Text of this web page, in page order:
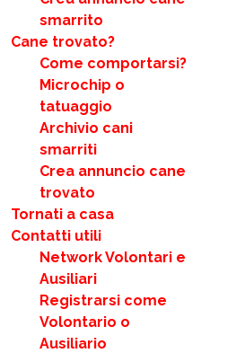
smarrito
Cane trovato?
Come comportarsi?
Microchip o
tatuaggio
Archivio cani
smarriti
Crea annuncio cane
trovato
Tornati a casa
Contatti utili
Network Volontari e
Ausiliari
Registrarsi come
Volontario o
Ausiliario